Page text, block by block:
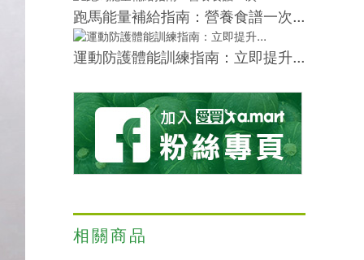
跑馬能量補給指南：營養食譜一次...
運動防護體能訓練指南：立即提升...
相關商品